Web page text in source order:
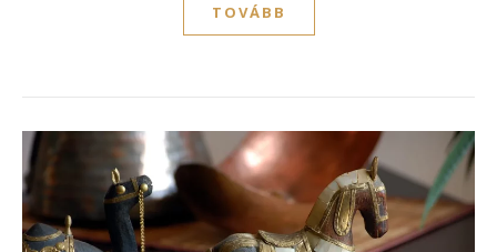
TOVÁBB